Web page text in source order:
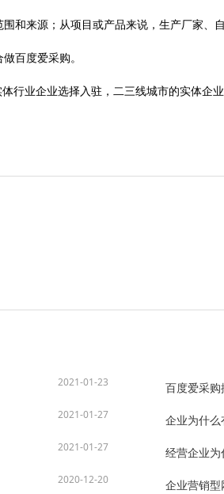
和来源；从项目或产品来说，生产厂家、
百度爱采购。
业企业选择入驻，二三线城市的实体企
百度爱采购
2021-01-23
企业为什么
2021-01-27
经营企业为
2021-01-27
企业营销
2020-12-20